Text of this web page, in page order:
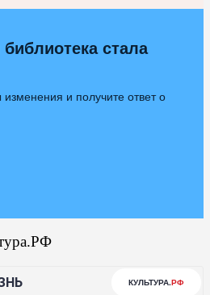
стала
и получите ответ о